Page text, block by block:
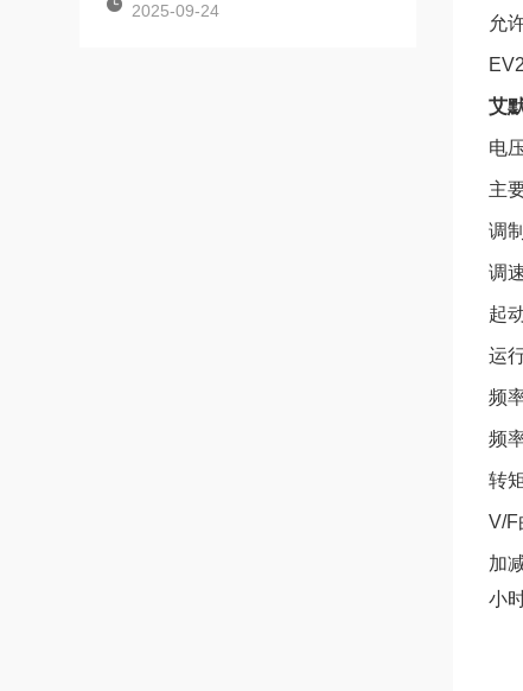
2025-09-24
允
艾
电
主
调
调
起
运
频
频
转
V/F
加
小